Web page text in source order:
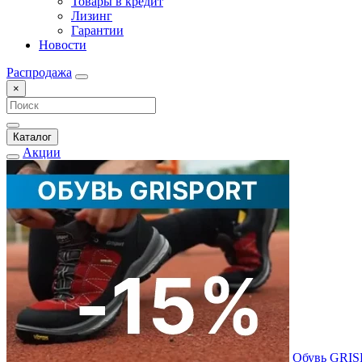
Лизинг
Гарантии
Новости
Распродажа
×
Каталог
Акции
Обувь